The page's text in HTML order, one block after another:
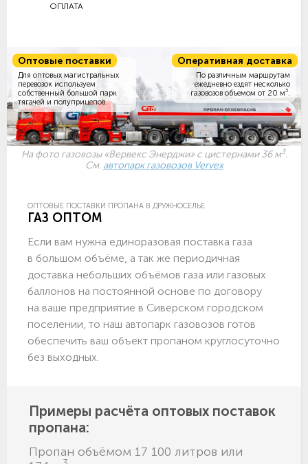
ОПЛАТА
Оптовые поставки
Для оптовых магистральных
перевозок используем
собственный большой парк
тягачей и полуприцепов.
Оперативная доставка
По различным маршрутам
ежедневно ездят несколько
газовозов объемом от 20 м3
На фото газовозы «Вервекс Энерджи» с цистернами 36 м3.
См. автопарк газовозов Vervex
ОПТОВЫЕ ПОСТАВКИ ПРОПАНА В ДРУЖНОСЕЛЬЕ
ГАЗ ОПТОМ
Если вам нужна единоразовая поставка газа
в большом объёме, а так же периодичная
доставка небольших объёмов газа или газовых
баллонов на постоянной основе по договору
на ваше предприятие в Сиверском городском
поселении, то наш автопарк газовозов готов
обеспечить ваш объект пропаном круглосуточно
без выходных.
Примеры расчёта оптовых поставок
пропана:
Пропан объёмом 17 100 литров или